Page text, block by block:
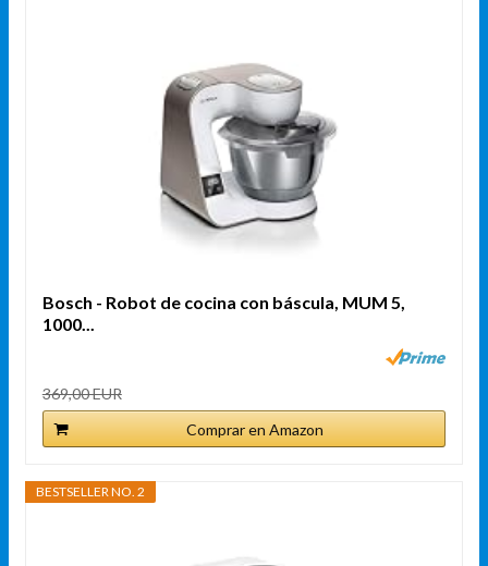
Bosch - Robot de cocina con báscula, MUM 5,
1000...
369,00 EUR
Comprar en Amazon
BESTSELLER NO. 2